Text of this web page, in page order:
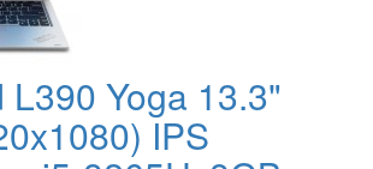
L390 Yoga 13.3"
IPS